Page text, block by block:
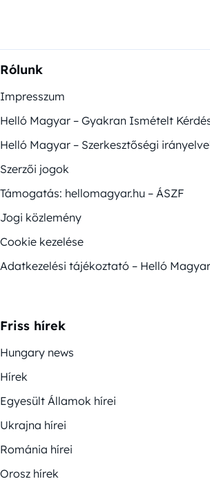
Rólunk
Impresszum
Helló Magyar – Gyakran Ismételt
Helló Magyar – Szerkesztőségi
Szerzői jogok
Támogatás: hellomagyar.hu – ÁSZF
Jogi közlemény
Cookie kezelése
Adatkezelési tájékoztató – Helló Magyar
Friss hírek
Hungary news
Hírek
Egyesült Államok hírei
Ukrajna hírei
Románia hírei
Orosz hírek